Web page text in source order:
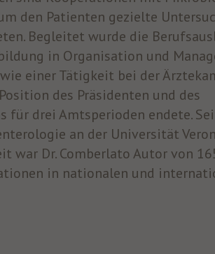
den Patienten gezielte
Begleitet wurde die
in Organisation und
einer Tätigkeit bei der
des Präsidenten und des
für drei Amtsperioden endete.
an der Universität
war Dr. Comberlato Autor von
in nationalen und